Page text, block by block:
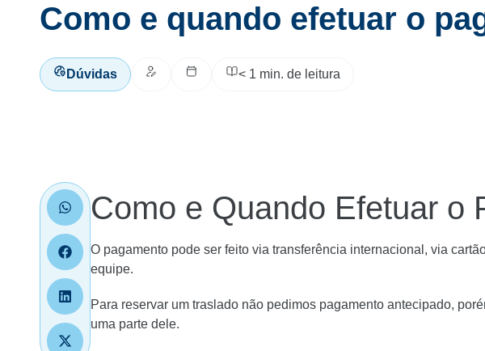
Como e quando efetuar o
Dúvidas < 1 min. de leitura
Como e Quando Efetuar o
O pagamento pode ser feito via transferência internacional, via
equipe.
Para reservar um traslado não pedimos pagamento antecipado,
uma parte dele.